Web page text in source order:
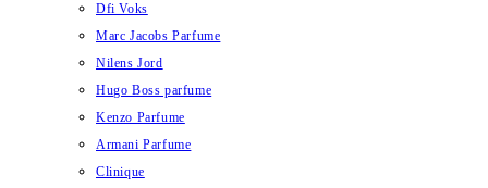
Dfi Voks
Marc Jacobs Parfume
Nilens Jord
Hugo Boss parfume
Kenzo Parfume
Armani Parfume
Clinique